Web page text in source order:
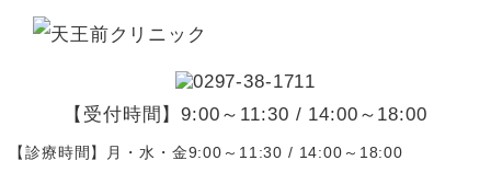
【受付時間】9:00～11:30 / 14:00～18:00
【診療時間】月・水・金9:00～11:30 / 14:00～18:00